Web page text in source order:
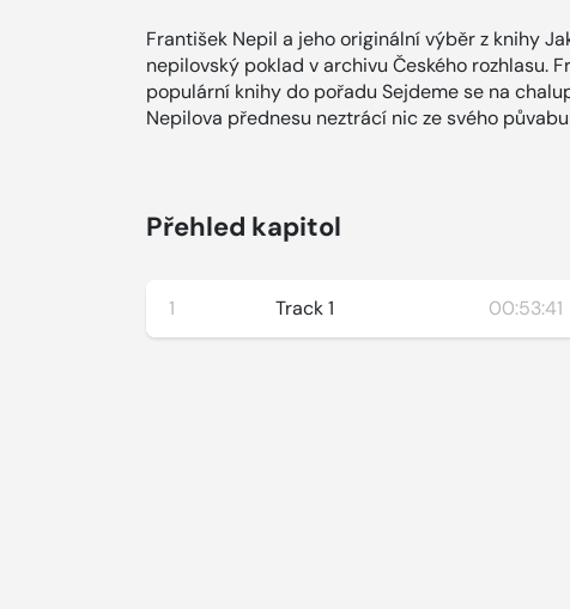
František Nepil a jeho originální výběr z knihy
nepilovský poklad v archivu Českého rozhlasu.
populární knihy do pořadu Sejdeme se na
Nepilova přednesu neztrácí nic ze svého
Přehled kapitol
1 Track 1 00:53:41